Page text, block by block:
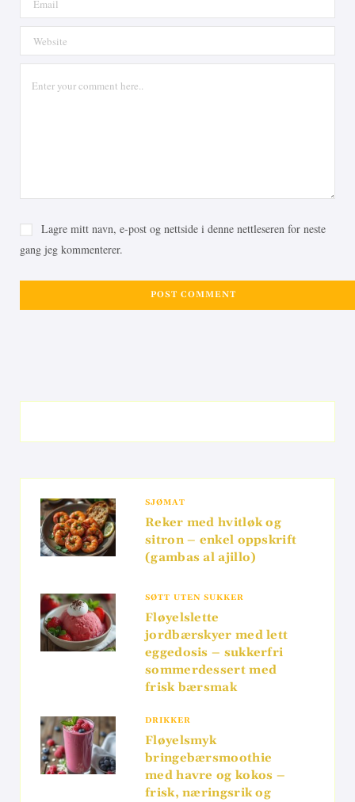
Lagre mitt navn, e-post og nettside i denne nettleseren for neste
gang jeg kommenterer.
SJØMAT
Reker med hvitløk og
sitron – enkel oppskrift
(gambas al ajillo)
SØTT UTEN SUKKER
Fløyelslette
jordbærskyer med lett
eggedosis – sukkerfri
sommerdessert med
frisk bærsmak
DRIKKER
Fløyelsmyk
bringebærsmoothie
med havre og kokos –
frisk, næringsrik og